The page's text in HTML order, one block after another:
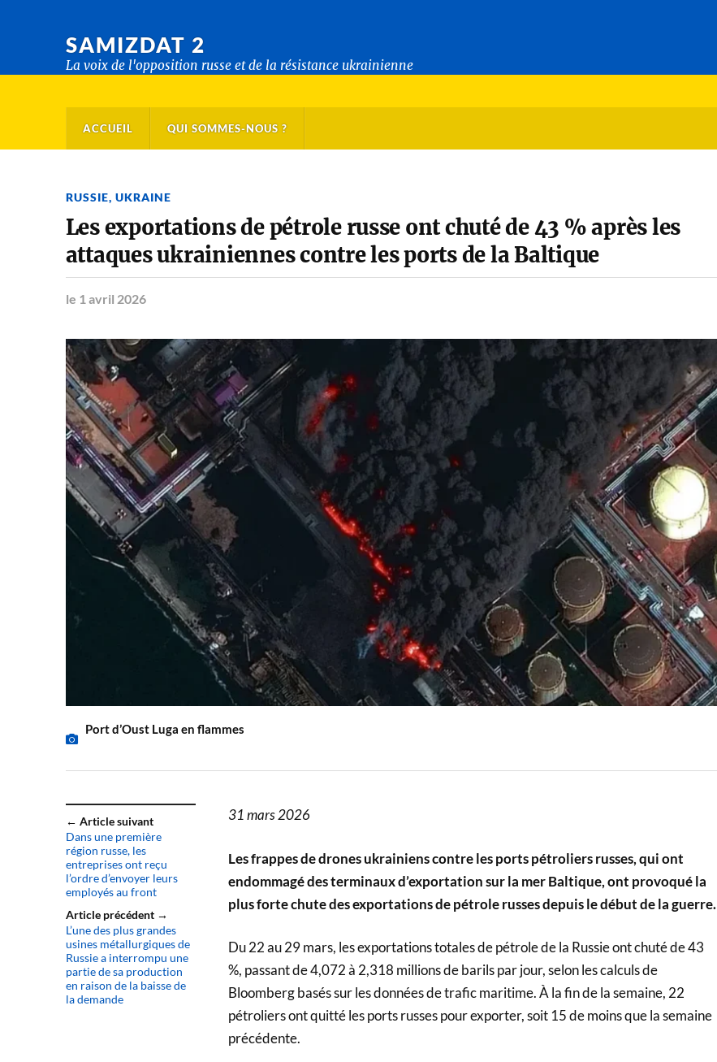
SAMIZDAT 2
La voix de l'opposition russe et de la résistance ukrainienne
ACCUEIL QUI SOMMES-NOUS ?
RUSSIE, UKRAINE
Les exportations de pétrole russe ont chuté de 43 % après les
attaques ukrainiennes contre les ports de la Baltique
le 1 avril 2026
Port d’Oust Luga en flammes
← Article suivant
Dans une première
région russe, les
entreprises ont reçu
l’ordre d’envoyer leurs
employés au front
Article précédent →
L’une des plus grandes
usines métallurgiques de
Russie a interrompu une
partie de sa production
en raison de la baisse de
la demande
31 mars 2026
Les frappes de drones ukrainiens contre les ports pétroliers russes, qui ont
endommagé des terminaux d’exportation sur la mer Baltique, ont provoqué la
plus forte chute des exportations de pétrole russes depuis le début de la guerre.
Du 22 au 29 mars, les exportations totales de pétrole de la Russie ont chuté de 43
%, passant de 4,072 à 2,318 millions de barils par jour, selon les calculs de
Bloomberg basés sur les données de trafic maritime. À la fin de la semaine, 22
pétroliers ont quitté les ports russes pour exporter, soit 15 de moins que la semaine
précédente.